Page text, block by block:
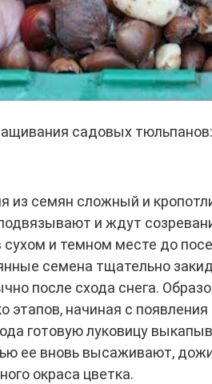
садовых
из семян сложный и
и ждут
и темном месте до
семена тщательно
после схода снега.
этапов, начиная с
готовую луковицу
ее вновь высаживают,
окраса цветка.